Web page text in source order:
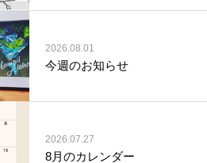
2026.08.01
今週のお知らせ
2026.07.27
8月のカレンダー